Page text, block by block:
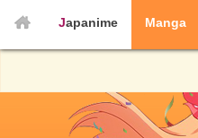
Japanime Manga